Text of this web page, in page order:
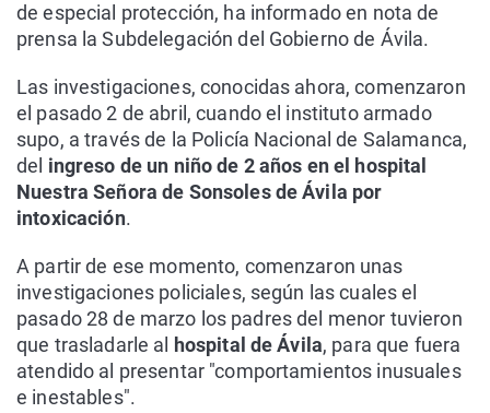
de especial protección, ha informado en nota de
prensa la Subdelegación del Gobierno de Ávila.
Las investigaciones, conocidas ahora, comenzaron
el pasado 2 de abril, cuando el instituto armado
supo, a través de la Policía Nacional de Salamanca,
del ingreso de un niño de 2 años en el hospital
Nuestra Señora de Sonsoles de Ávila por
intoxicación.
A partir de ese momento, comenzaron unas
investigaciones policiales, según las cuales el
pasado 28 de marzo los padres del menor tuvieron
que trasladarle al
hospital de Ávila, para que fuera
atendido al presentar "comportamientos inusuales
e inestables".